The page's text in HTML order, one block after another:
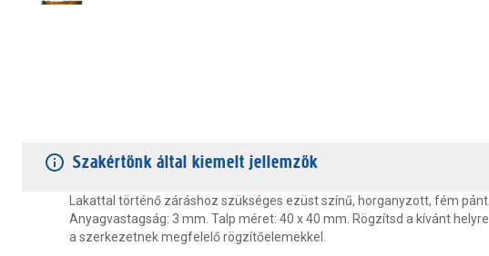
Szakértőnk által kiemelt jellemzők
Lakattal történő záráshoz szükséges ezüst színű, horganyzott, fém pánt.
Anyagvastagság: 3 mm. Talp méret: 40 x 40 mm. Rögzítsd a kívánt helyre
a szerkezetnek megfelelő rögzítőelemekkel.